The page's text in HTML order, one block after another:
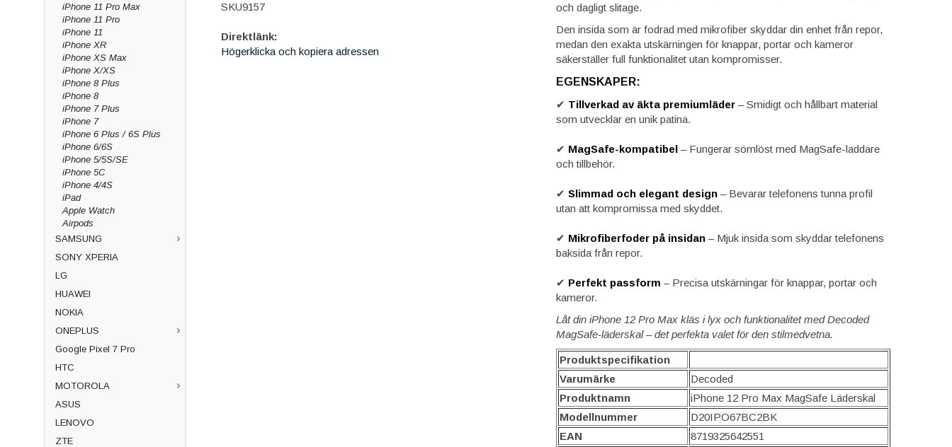
iPhone 11 Pro Max
iPhone 11 Pro
iPhone 11
iPhone XR
iPhone XS Max
iPhone X/XS
iPhone 8 Plus
iPhone 8
iPhone 7 Plus
iPhone 7
iPhone 6 Plus / 6S Plus
iPhone 6/6S
iPhone 5/5S/SE
iPhone 5C
iPhone 4/4S
iPad
Apple Watch
Airpods
SAMSUNG
SONY XPERIA
LG
HUAWEI
NOKIA
ONEPLUS
Google Pixel 7 Pro
HTC
MOTOROLA
ASUS
LENOVO
ZTE
och dagligt slitage.
Den insida som är fodrad med mikrofiber skyddar din enhet från repor,
medan den exakta utskärningen för knappar, portar och kameror
säkerställer full funktionalitet utan kompromisser.
EGENSKAPER:
✔ Tillverkad av äkta premiumläder – Smidigt och hållbart material
som utvecklar en unik patina.
✔ MagSafe-kompatibel– Fungerar sömlöst med MagSafe-laddare
och tillbehör.
✔ Slimmad och elegant design– Bevarar telefonens tunna profil
utan att kompromissa med skyddet.
✔ Mikrofiberfoder på insidan– Mjuk insida som skyddar telefonens
baksida från repor.
✔ Perfekt passform – Precisa utskärningar för knappar, portar och
kameror.
Låt din iPhone 12 Pro Max kläs i lyx och funktionalitet med Decoded
MagSafe-läderskal – det perfekta valet för den stilmedvetna.
Produktspecifikation
Varumärke
Decoded
Produktnamn
iPhone 12 Pro Max MagSafe Läderskal
Modellnummer
D20IPO67BC2BK
EAN
8719325642551
SKU9157
Direktlänk:
Högerklicka och kopiera adressen